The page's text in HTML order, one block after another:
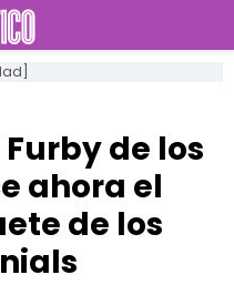
de los
ahora el
de los